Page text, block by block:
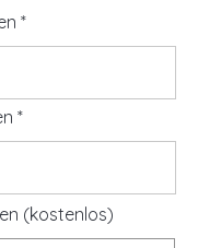
(kostenlos)